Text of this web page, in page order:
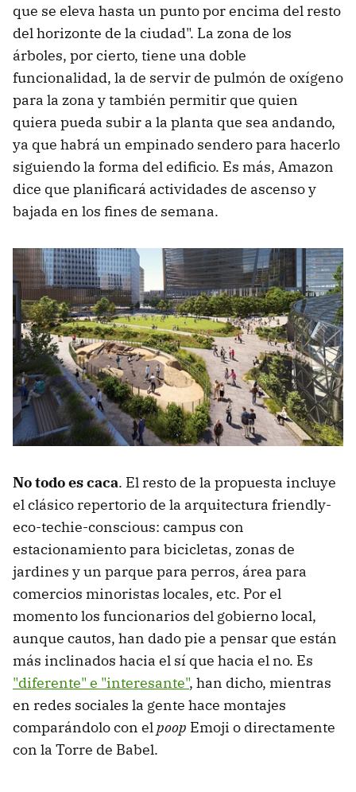
que se eleva hasta un punto por encima del resto
del horizonte de la ciudad". La zona de los
árboles, por cierto, tiene una doble
funcionalidad, la de servir de pulmón de oxígeno
para la zona y también permitir que quien
quiera pueda subir a la planta que sea andando,
ya que habrá un empinado sendero para hacerlo
siguiendo la forma del edificio. Es más, Amazon
dice que planificará actividades de ascenso y
bajada en los fines de semana.
No todo es caca. El resto de la propuesta incluye
el clásico repertorio de la arquitectura friendly-
eco-techie-conscious: campus con
estacionamiento para bicicletas, zonas de
jardines y un parque para perros, área para
comercios minoristas locales, etc. Por el
momento los funcionarios del gobierno local,
aunque cautos, han dado pie a pensar que están
más inclinados hacia el sí que hacia el no. Es
"diferente" e "interesante", han dicho, mientras
en redes sociales la gente hace montajes
comparándolo con elpoop Emoji o directamente
con la Torre de Babel.